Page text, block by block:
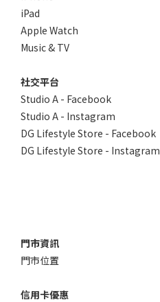
iPad
Apple Watch
Music & TV
社交平台
Studio A - Facebook
Studio A - Instagram
DG Lifestyle Store - Facebook
DG Lifestyle Store - Instagram
門市資訊
門市位置
信用卡優惠